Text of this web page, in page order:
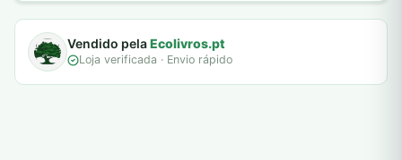
Vendido pelaEcolivros.pt
Loja verificada · Envio rápido